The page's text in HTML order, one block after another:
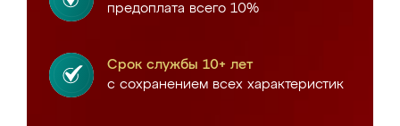
предоплата всего 10%
Срок службы 10+ лет
с сохранением всех характеристик